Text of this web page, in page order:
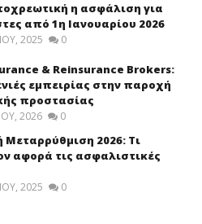
η ασφάλιση για
από 1η Ιανουαρίου 2026
2025 0
& Reinsurance Brokers:
εμπειρίας στην παροχή
προστασίας
2026 0
Μεταρρύθμιση 2026: Τι
αφορά τις ασφαλιστικές
2025 0